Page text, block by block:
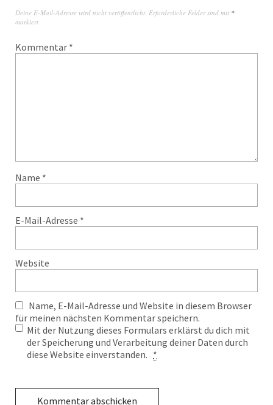
Deine E-Mail-Adresse wird nicht veröffentlicht. Erforderliche Felder sind mit *
markiert
Kommentar *
Name *
E-Mail-Adresse *
Website
Name, E-Mail-Adresse und Website in diesem Browser
für meinen nächsten Kommentar speichern.
Mit der Nutzung dieses Formulars erklärst du dich mit
der Speicherung und Verarbeitung deiner Daten durch
diese Website einverstanden. *